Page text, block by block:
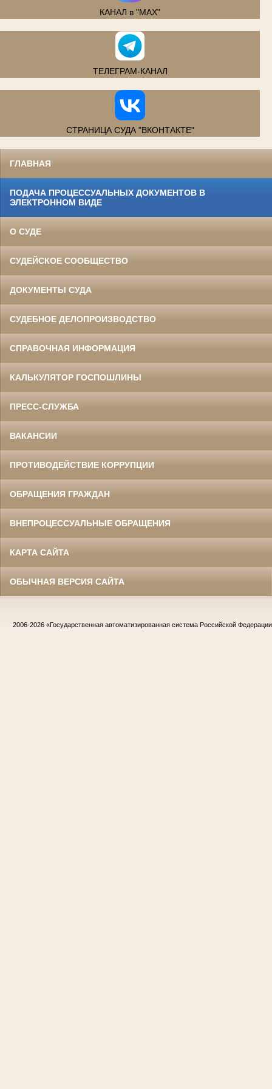
КАНАЛ в "MAX"
ТЕЛЕГРАМ-КАНАЛ
СТРАНИЦА СУДА "ВКОНТАКТЕ"
ГЛАВНАЯ
ПОДАЧА ПРОЦЕССУАЛЬНЫХ ДОКУМЕНТОВ В
ЭЛЕКТРОННОМ ВИДЕ
О СУДЕ
СУДЕЙСКОЕ СООБЩЕСТВО
ДОКУМЕНТЫ СУДА
СУДЕБНОЕ ДЕЛОПРОИЗВОДСТВО
СПРАВОЧНАЯ ИНФОРМАЦИЯ
КАЛЬКУЛЯТОР ГОСПОШЛИНЫ
ПРЕСС-СЛУЖБА
ВАКАНСИИ
ПРОТИВОДЕЙСТВИЕ КОРРУПЦИИ
ОБРАЩЕНИЯ ГРАЖДАН
ВНЕПРОЦЕССУАЛЬНЫЕ ОБРАЩЕНИЯ
КАРТА САЙТА
ОБЫЧНАЯ ВЕРСИЯ САЙТА
2006-2026 «Государственная автоматизированная система Российской